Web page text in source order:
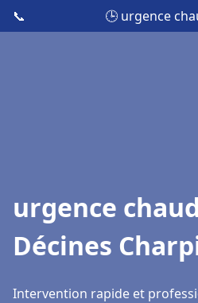
📞 🕒 urgence
urgence
Décines
Intervention rapide et